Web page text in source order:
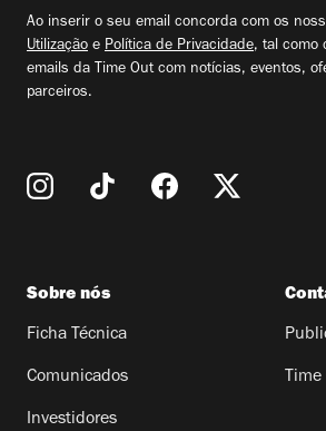
Ao inserir o seu email concorda com os
Utilização e Política de Privacidade, tal como
emails da Time Out com notícias, eventos,
parceiros.
Sobre nós
Ficha Técnica
Comunicados
Investidores